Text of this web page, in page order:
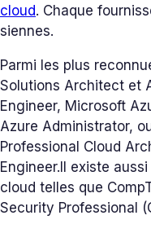
cloud. Chaque
siennes.
Parmi les plus
Solutions Architect et
Engineer, Microsoft
Azure Administrator,
Professional Cloud
Engineer. Il existe
cloud telles que
Security Professional